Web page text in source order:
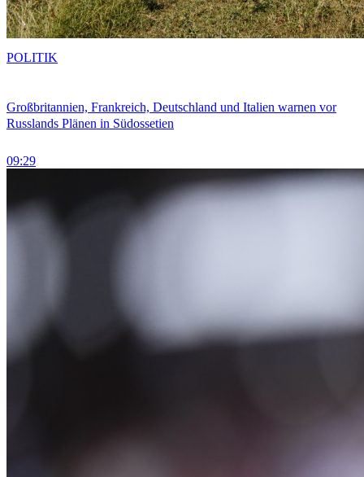
Großbritannien, Frankreich, Deutschland und Italien warnen vor
Russlands Plänen in Südossetien
09:29
POLITIK